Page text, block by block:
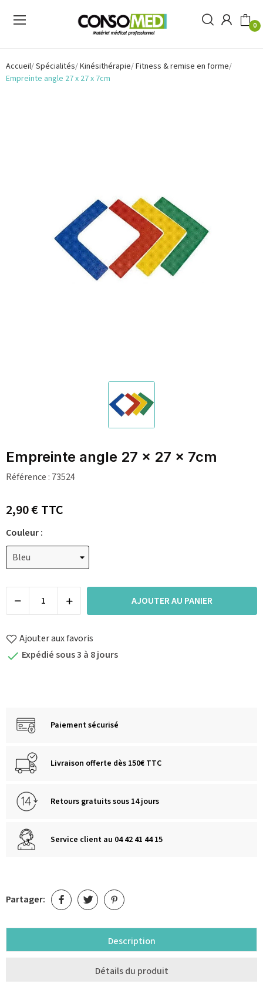
0
Accueil Spécialités Kinésithérapie Fitness & remise en forme
Empreinte angle 27 x 27 x 7cm
Empreinte angle 27 x 27 x 7cm
Référence : 73524
2,90 €TTC
Couleur :
AJOUTER AU PANIER
Ajouter aux favoris
 Expédié sous 3 à 8 jours
Paiement sécurisé
Livraison offerte dès 150€ TTC
Retours gratuits sous 14 jours
Service client au 04 42 41 44 15
Partager:
Description
Détails du produit